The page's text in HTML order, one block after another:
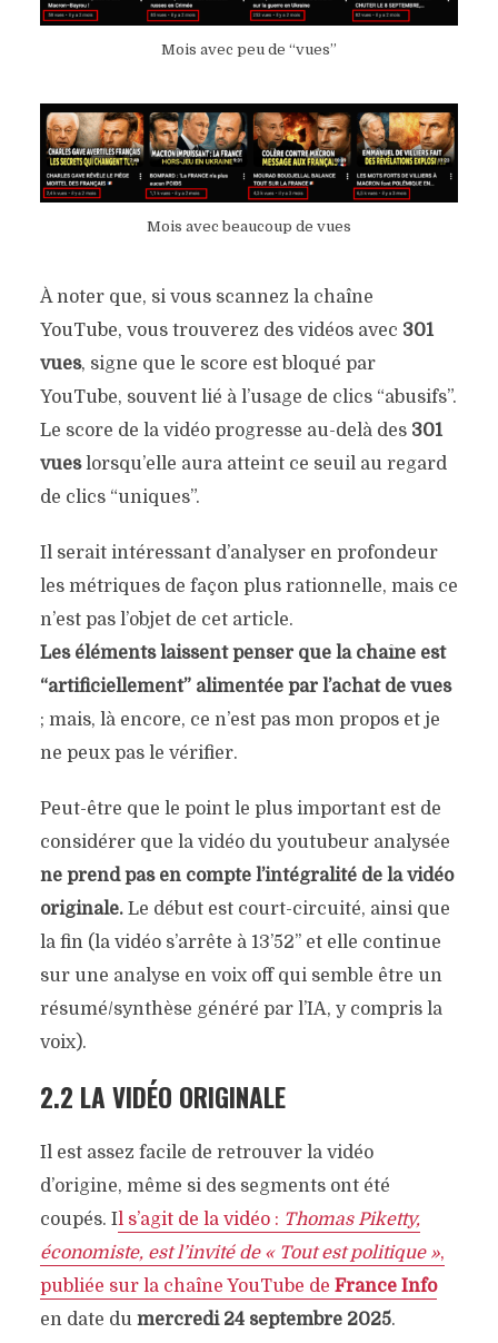
Mois avec peu de “vues”
Mois avec beaucoup de vues
À noter que, si vous scannez la chaîne
YouTube, vous trouverez des vidéos avec 301
vues, signe que le score est bloqué par
YouTube, souvent lié à l’usage de clics “abusifs”.
Le score de la vidéo progresse au-delà des 301
vueslorsqu’elle aura atteint ce seuil au regard
de clics “uniques”.
Il serait intéressant d’analyser en profondeur
les métriques de façon plus rationnelle, mais ce
n’est pas l’objet de cet article.
Les éléments laissent penser que la chaîne est
“artificiellement” alimentée par l’achat de vues
; mais, là encore, ce n’est pas mon propos et je
ne peux pas le vérifier.
Peut-être que le point le plus important est de
considérer que la vidéo du youtubeur analysée
ne prend pas en compte l’intégralité de la vidéo
originale.Le début est court-circuité, ainsi que
la fin (la vidéo s’arrête à 13’52’’ et elle continue
sur une analyse en voix off qui semble être un
résumé/synthèse généré par l’IA, y compris la
voix).
2.2 LA VIDÉO ORIGINALE
Il est assez facile de retrouver la vidéo
d’origine, même si des segments ont été
coupés. Il s’agit de la vidéo : Thomas Piketty,
économiste, est l’invité de « Tout est politique »,
publiée sur la chaîne YouTube de France Info
en date du mercredi 24 septembre 2025.